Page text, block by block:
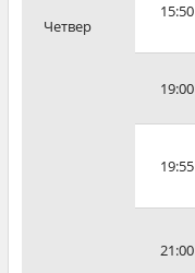
Четвер
15:50
19:00
19:55
21:00